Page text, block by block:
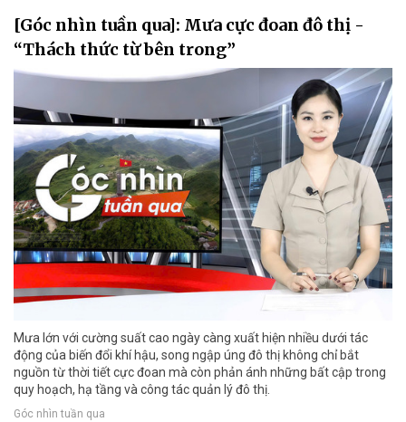
[Góc nhìn tuần qua]: Mưa cực đoan đô thị -
“Thách thức từ bên trong”
Mưa lớn với cường suất cao ngày càng xuất hiện nhiều dưới tác
động của biến đổi khí hậu, song ngập úng đô thị không chỉ bắt
nguồn từ thời tiết cực đoan mà còn phản ánh những bất cập trong
quy hoạch, hạ tầng và công tác quản lý đô thị.
Góc nhìn tuần qua